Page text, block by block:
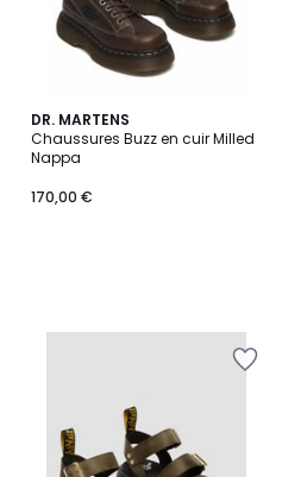
DR. MARTENS
Chaussures Buzz en cuir Milled
Nappa
170,00 €